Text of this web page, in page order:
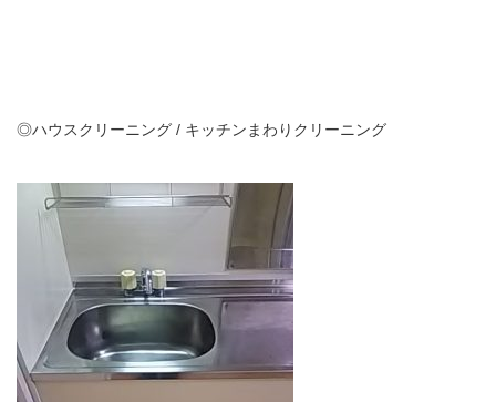
◎ハウスクリーニング / キッチンまわりクリーニング